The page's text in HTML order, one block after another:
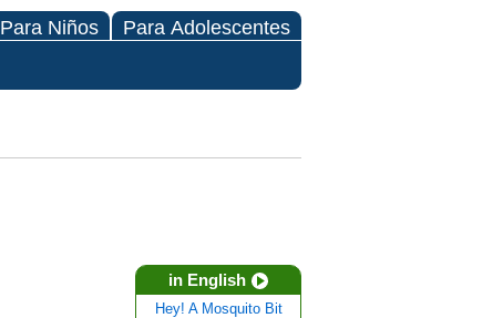
Para Niños Para Adolescentes
in English
Hey! A Mosquito Bit